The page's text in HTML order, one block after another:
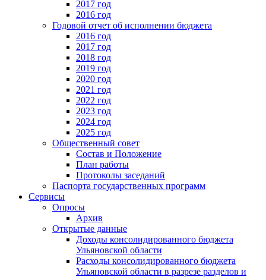
2017 год
2016 год
Годовой отчет об исполнении бюджета
2016 год
2017 год
2018 год
2019 год
2020 год
2021 год
2022 год
2023 год
2024 год
2025 год
Общественный совет
Состав и Положение
План работы
Протоколы заседаний
Паспорта государственных программ
Сервисы
Опросы
Архив
Открытые данные
Доходы консолидированного бюджета
Ульяновской области
Расходы консолидированного бюджета
Ульяновской области в разрезе разделов и